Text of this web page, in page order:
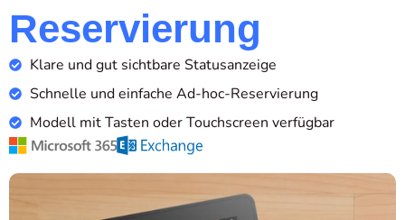
Reservierung
Klare und gut sichtbare Statusanzeige
Schnelle und einfache Ad-hoc-Reservierung
Modell mit Tasten oder Touchscreen verfügbar